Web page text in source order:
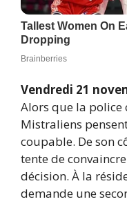
Vendredi 21
Alors que la police
Mistraliens
coupable. De son
tente de
décision. À la
demande une